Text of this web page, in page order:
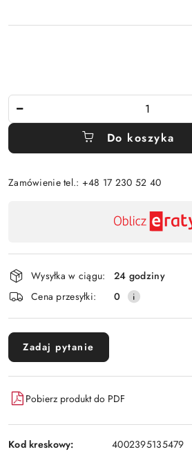
Do koszyka
Zamówienie tel.: +48 17 230 52 40
płatność
i
dostawa
Wysyłka w ciągu:
24 godziny
Cena przesyłki:
0
Zadaj pytanie
Pobierz produkt do PDF
Kod kreskowy: 4002395135479